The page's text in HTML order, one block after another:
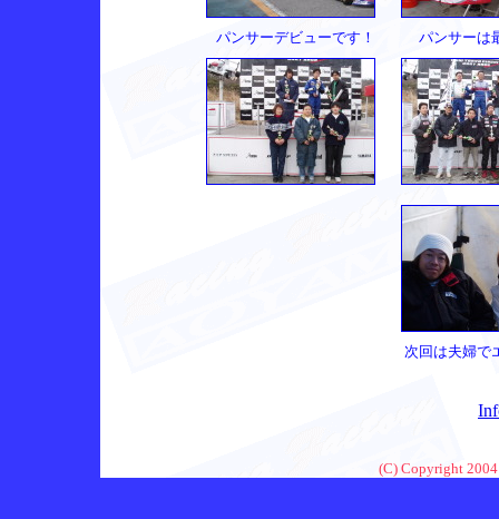
パンサーデビューです！ パンサーは
次回は夫婦で
(C) Copyright